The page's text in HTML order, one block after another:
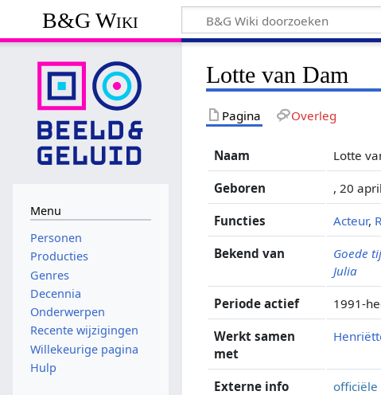
B&G Wiki
Lotte van Dam
Pagina Overleg
Naam Lotte
Geboren , 20
Functies Acteur,
Bekend van Goede
Julia
Periode actief 1991-
Werkt samen
met
Externe info officiële
Menu
Personen
Producties
Genres
Decennia
Onderwerpen
Recente wijzigingen
Willekeurige pagina
Hulp